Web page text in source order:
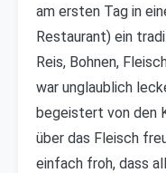
am ersten Tag in
Restaurant) ein
Reis, Bohnen,
war unglaublich
begeistert von den
über das Fleisch
einfach froh, dass